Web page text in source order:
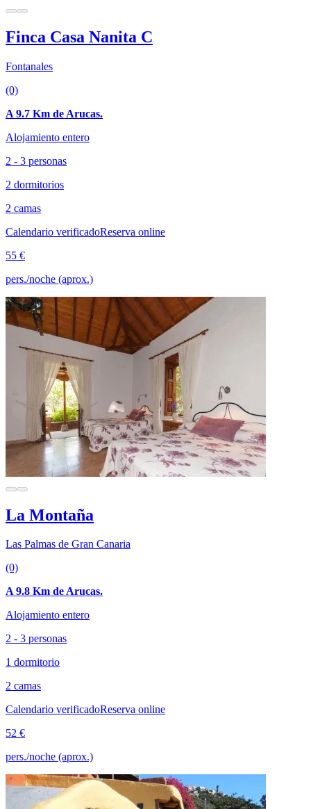
Finca Casa Nanita C
Fontanales
(0)
A 9.7 Km de Arucas.
Alojamiento entero
2 - 3 personas
2 dormitorios
2 camas
Calendario verificadoReserva online
55 €
pers./noche (aprox.)
La Montaña
Las Palmas de Gran Canaria
(0)
A 9.8 Km de Arucas.
Alojamiento entero
2 - 3 personas
1 dormitorio
2 camas
Calendario verificadoReserva online
52 €
pers./noche (aprox.)